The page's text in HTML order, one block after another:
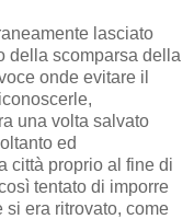
lasciato
della scomparsa della
onde evitare il
una volta salvato
ed
città proprio al fine di
tentato di imporre
si era ritrovato, come